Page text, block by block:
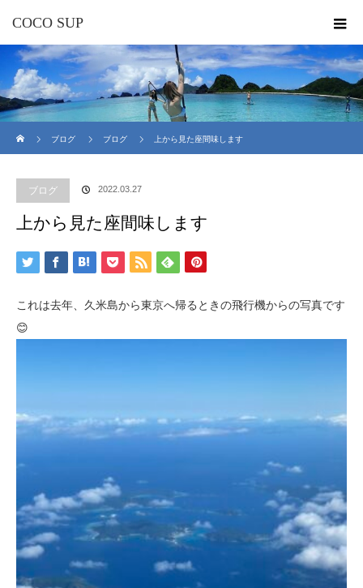
COCO SUP
ブログ
ブログ 上から見た座間味します
ブログ 2022.03.27
上から見た座間味します
これは去年、久米島から東京へ帰るときの飛行機からの写真です
😊